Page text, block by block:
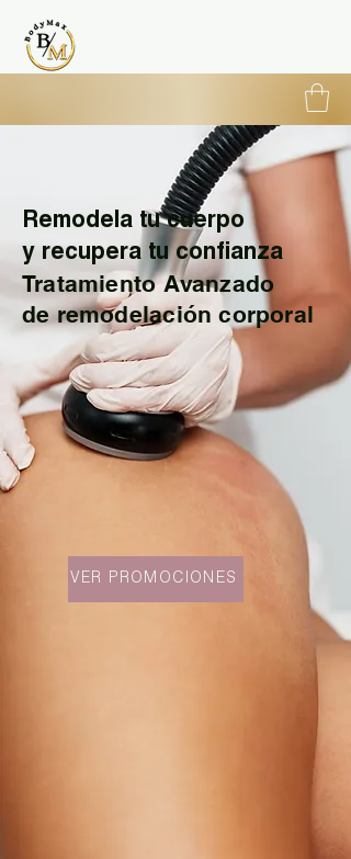
Remodela tu cuerpo
y recupera tu confianza
Tratamiento Avanzado
de remodelación corporal
VER PROMOCIONES